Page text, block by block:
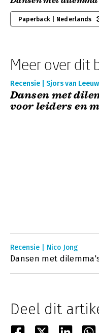
Paperback | Nederlands
Meer over dit
Recensie | Sjors van
Dansen met
voor leiders en
Recensie | Nico Jong
Dansen met
Deel dit